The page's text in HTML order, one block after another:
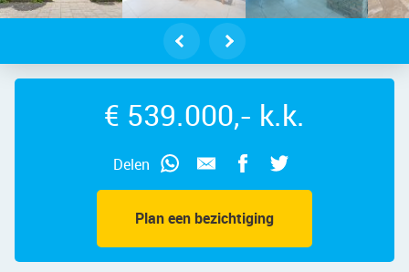
Plan een bezichtiging
Delen
€ 539.000,- k.k.